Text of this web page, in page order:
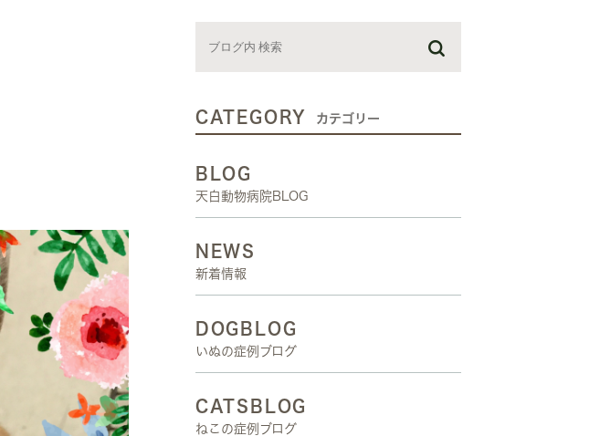
CATEGORY カテゴリー
BLOG
天白動物病院BLOG
NEWS
新着情報
DOGBLOG
いぬの症例ブログ
CATSBLOG
ねこの症例ブログ